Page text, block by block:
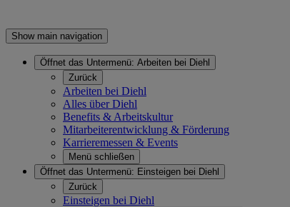
Show main navigation
Öffnet das Untermenü: Arbeiten bei Diehl
Zurück
Arbeiten bei Diehl
Alles über Diehl
Benefits & Arbeitskultur
Mitarbeiterentwicklung & Förderung
Karrieremessen & Events
Menü schließen
Öffnet das Untermenü: Einsteigen bei Diehl
Zurück
Einsteigen bei Diehl